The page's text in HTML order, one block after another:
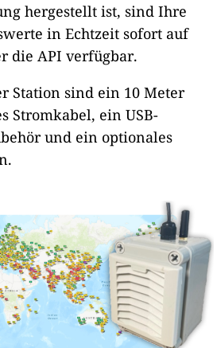
hergestellt ist, sind Ihre
in Echtzeit sofort auf
die API verfügbar.
Station sind ein 10 Meter
Stromkabel, ein USB-
und ein optionales